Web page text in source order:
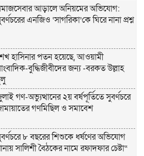
আড়ালে অনিয়মের অভিযোগ:
এনজিও ‘সাগরিকা’কে ঘিরে নানা প্রশ্ন
হাসিনার পতন হয়েছে, আওয়ামী
বুদ্ধিজীবীদের জন্য -বরকত উল্লাহ
গণ-অভ্যুত্থানের ২য় বর্ষপূর্তিতে সুবর্ণচরে
গণমিছিল ও সমাবেশ
৮ বছরের শিশুকে ধর্ষণের অভিযোগ
সালিশী বৈঠকের নামে রফাদফার চেষ্টা“